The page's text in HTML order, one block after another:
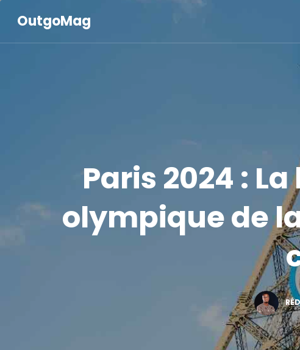
OutgoMag
Paris 2024 :
olympique de